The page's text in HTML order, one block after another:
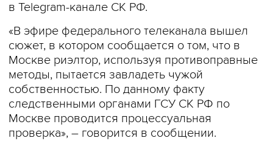
в Telegram-канале СК РФ.
«В эфире федерального телеканала вышел
сюжет, в котором сообщается о том, что в
Москве риэлтор, используя противоправные
методы, пытается завладеть чужой
собственностью. По данному факту
следственными органами ГСУ СК РФ по
Москве проводится процессуальная
проверка», – говорится в сообщении.